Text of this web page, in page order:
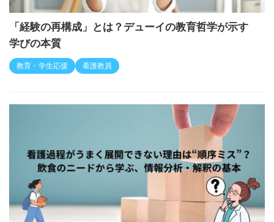
「経験の再構成」とは？デューイの教育哲学が示す
学びの本質
教育・学生応援 看護教員